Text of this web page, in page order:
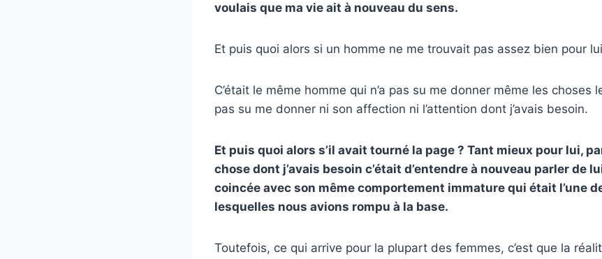
voulais que ma vie ait à nouveau du sens.
Et puis quoi alors si un homme ne me trouvait pas assez bien pour
C’était le même homme qui n’a pas su me donner même les choses
pas su me donner ni son affection ni l’attention dont j’avais besoin.
Et puis quoi alors s’il avait tourné la page ? Tant mieux pour lui,
chose dont j’avais besoin c’était d’entendre à nouveau parler de
coincée avec son même comportement immature qui était l’une
lesquelles nous avions rompu à la base.
Toutefois, ce qui arrive pour la plupart des femmes, c’est que la